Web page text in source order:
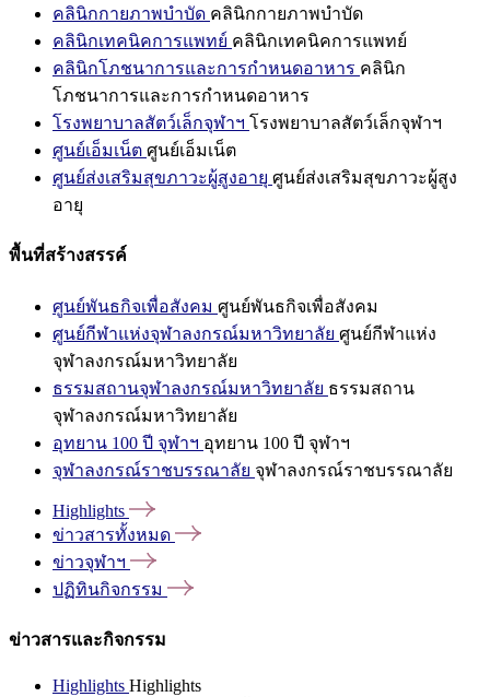
คลินิกกายภาพบำบัด คลินิกกายภาพบำบัด
คลินิกเทคนิคการแพทย์ คลินิกเทคนิคการแพทย์
คลินิกโภชนาการและการกำหนดอาหาร คลินิก
โภชนาการและการกำหนดอาหาร
โรงพยาบาลสัตว์เล็กจุฬาฯ โรงพยาบาลสัตว์เล็กจุฬาฯ
ศูนย์เอ็มเน็ต ศูนย์เอ็มเน็ต
ศูนย์ส่งเสริมสุขภาวะผู้สูงอายุ ศูนย์ส่งเสริมสุขภาวะผู้สูง
อายุ
พื้นที่สร้างสรรค์
ศูนย์พันธกิจเพื่อสังคม ศูนย์พันธกิจเพื่อสังคม
ศูนย์กีฬาแห่งจุฬาลงกรณ์มหาวิทยาลัย ศูนย์กีฬาแห่ง
จุฬาลงกรณ์มหาวิทยาลัย
ธรรมสถานจุฬาลงกรณ์มหาวิทยาลัย ธรรมสถาน
จุฬาลงกรณ์มหาวิทยาลัย
อุทยาน 100 ปี จุฬาฯ อุทยาน 100 ปี จุฬาฯ
จุฬาลงกรณ์ราชบรรณาลัย จุฬาลงกรณ์ราชบรรณาลัย
Highlights
ข่าวสารทั้งหมด
ข่าวจุฬาฯ
ปฏิทินกิจกรรม
ข่าวสารและกิจกรรม
Highlights Highlights